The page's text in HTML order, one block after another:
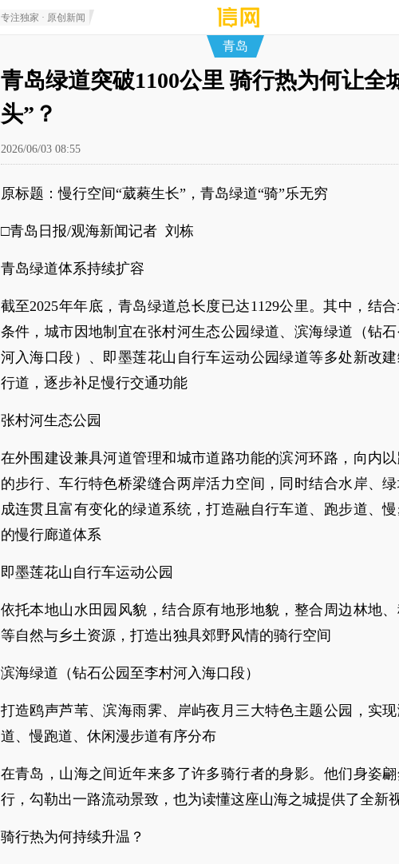
专注独家 · 原创新闻
青岛
青岛绿道突破1100公里 骑行热为何让全
头”？
2026/06/03 08:55
原标题：慢行空间“葳蕤生长”，青岛绿道“骑”乐无穷
□青岛日报/观海新闻记者 刘栋
青岛绿道体系持续扩容
截至2025年年底，青岛绿道总长度已达1129公里。其中，结
条件，城市因地制宜在张村河生态公园绿道、滨海绿道（钻
河入海口段）、即墨莲花山自行车运动公园绿道等多处新改
行道，逐步补足慢行交通功能
张村河生态公园
在外围建设兼具河道管理和城市道路功能的滨河环路，向内
的步行、车行特色桥梁缝合两岸活力空间，同时结合水岸、
成连贯且富有变化的绿道系统，打造融自行车道、跑步道、
的慢行廊道体系
即墨莲花山自行车运动公园
依托本地山水田园风貌，结合原有地形地貌，整合周边林地
等自然与乡土资源，打造出独具郊野风情的骑行空间
滨海绿道（钻石公园至李村河入海口段）
打造鸥声芦苇、滨海雨霁、岸屿夜月三大特色主题公园，实
道、慢跑道、休闲漫步道有序分布
在青岛，山海之间近年来多了许多骑行者的身影。他们身姿
行，勾勒出一路流动景致，也为读懂这座山海之城提供了全新视
骑行热为何持续升温？